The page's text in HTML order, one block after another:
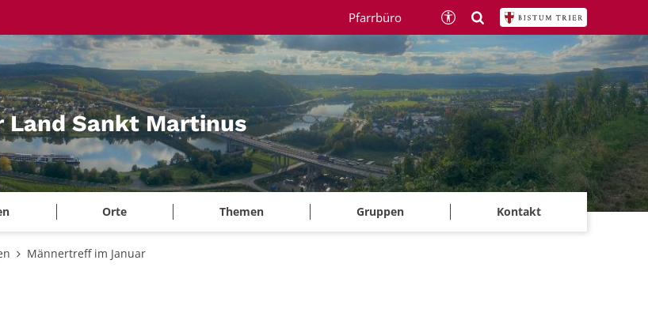
Land Sankt Martinus
Orte Themen Gruppen Kontakt
Pfarrbüro
Männertreff im Januar